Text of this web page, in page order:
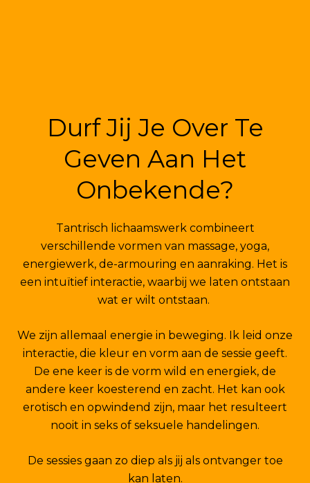
Durf Jij Je Over Te
Geven Aan Het
Onbekende?
Tantrisch lichaamswerk combineert
verschillende vormen van massage, yoga,
energiewerk, de-armouring en aanraking. Het is
een intuïtief interactie, waarbij we laten ontstaan
wat er wilt ontstaan.
We zijn allemaal energie in beweging. Ik leid onze
interactie, die kleur en vorm aan de sessie geeft.
De ene keer is de vorm wild en energiek, de
andere keer koesterend en zacht. Het kan ook
erotisch en opwindend zijn, maar het resulteert
nooit in seks of seksuele handelingen.
De sessies gaan zo diep als jij als ontvanger toe
kan laten.